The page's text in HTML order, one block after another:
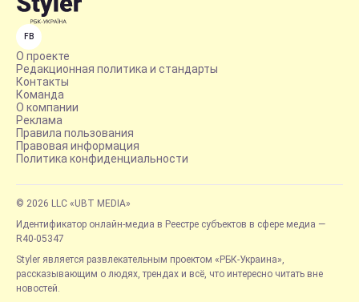
FB
О проекте
Редакционная политика и стандарты
Контакты
Команда
О компании
Реклама
Правила пользования
Правовая информация
Политика конфиденциальности
© 2026 LLC «UBT MEDIA»
Идентификатор онлайн-медиа в Реестре субъектов в сфере медиа —
R40-05347
Styler является развлекательным проектом «РБК-Украина»,
рассказывающим о людях, трендах и всё, что интересно читать вне
новостей.